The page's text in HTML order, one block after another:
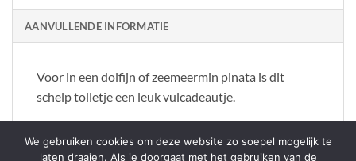
AANVULLENDE INFORMATIE
Voor in een dolfijn of zeemeermin pinata is dit
schelp tolletje een leuk vulcadeautje.
We gebruiken cookies om deze website zo soepel mogelijk te
laten draaien. Als je doorgaat met het gebruiken van de